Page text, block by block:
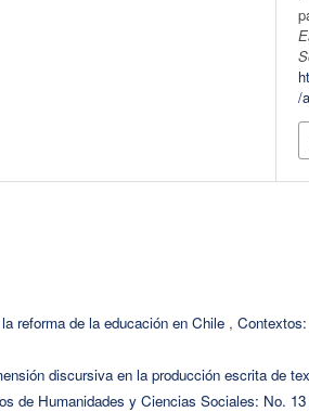
/
reforma de la educación en Chile ,
discursiva en la producción escrita de
de Humanidades y Ciencias Sociales: No. 13